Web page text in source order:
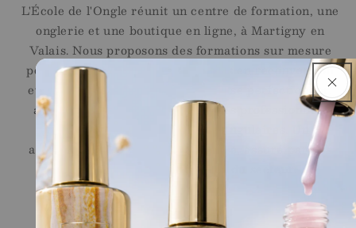
L'École de l'Ongle réunit un centre de formation, une
onglerie et une boutique en ligne, à Martigny en
Valais. Nous proposons des formations sur mesure
pour les débutantes, les personnes en reconversion
et les professionnelles souhaitant se perfectionner,
ainsi qu'une sélection de produits professionnels
Jana Nails pour les stylistes ongulaires. Un
accompagnement sur le long terme, assuré par des
Liens Rapides